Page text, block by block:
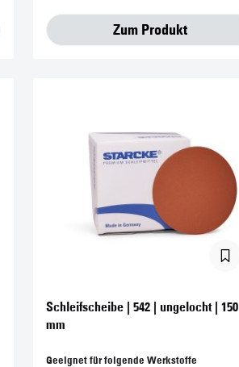
Zum Produkt
Schleifscheibe | 542 | ungelocht | 150
mm
Geeignet für folgende Werkstoffe